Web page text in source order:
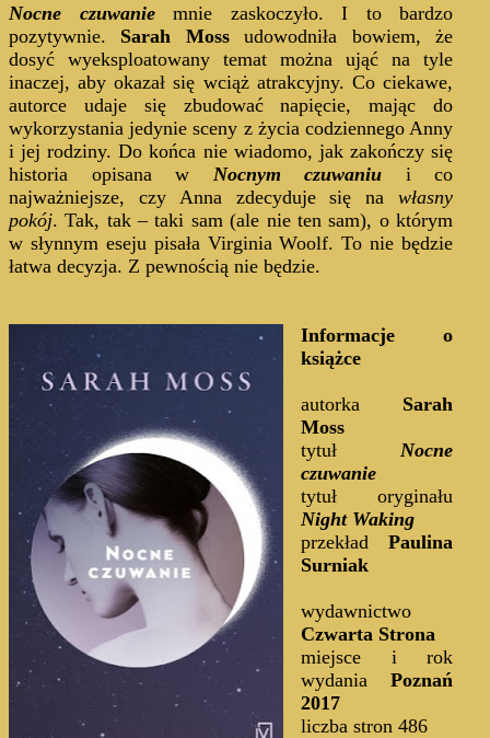
Nocne czuwaniemnie zaskoczyło. I to bardzo
pozytywnie. Sarah Mossudowodniła bowiem, że
dosyć wyeksploatowany temat można ująć na tyle
inaczej, aby okazał się wciąż atrakcyjny. Co ciekawe,
autorce udaje się zbudować napięcie, mając do
wykorzystania jedynie sceny z życia codziennego Anny
i jej rodziny. Do końca nie wiadomo, jak zakończy się
historia opisana w Nocnym czuwaniu i co
najważniejsze, czy Anna zdecyduje się nawłasny
pokój. Tak, tak – taki sam (ale nie ten sam), o którym
w słynnym eseju pisała Virginia Woolf. To nie będzie
łatwa decyzja. Z pewnością nie będzie.
Informacje o
książce
autorka Sarah
Moss
tytuł Nocne
czuwanie
tytuł oryginału
Night Waking
przekładPaulina
Surniak
wydawnictwo
Czwarta Strona
miejsce i rok
wydaniaPoznań
2017
liczba stron 486